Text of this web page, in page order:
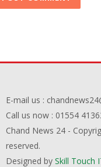
E-mail us :
Call us now : 01554
Chand News 24 -
reserved.
Designed by Skill Touch